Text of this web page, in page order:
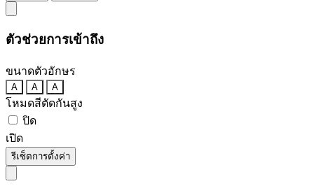
ตัวช่วยการเข้าถึง
ขนาดตัวอักษร
A A A
โหมดสีตัดกันสูง
ปิด
เปิด
รีเซ็ตการตั้งค่า